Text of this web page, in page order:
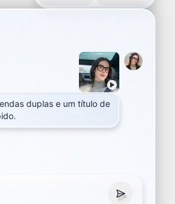
duplas e um título de
duplas e um título de